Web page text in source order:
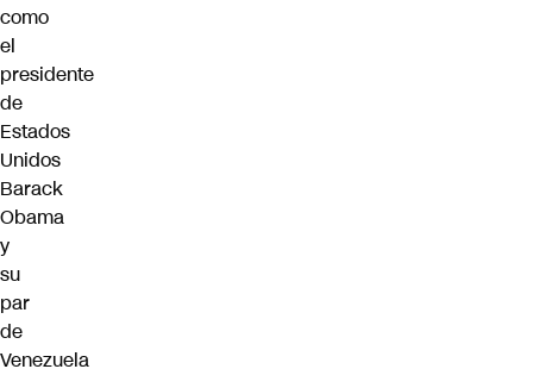
como
el
presidente
de
Estados
Unidos
Barack
Obama
y
su
par
de
Venezuela